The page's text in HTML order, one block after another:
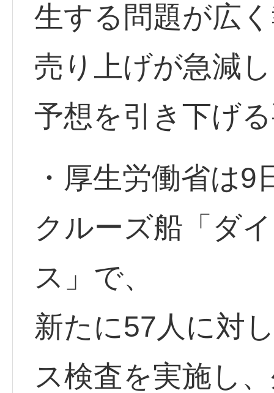
生する問題が広
売り上げが急減
予想を引き下げ
・厚生労働省は
クルーズ船「ダ
ス」で、
新たに57人に対
ス検査を実施し